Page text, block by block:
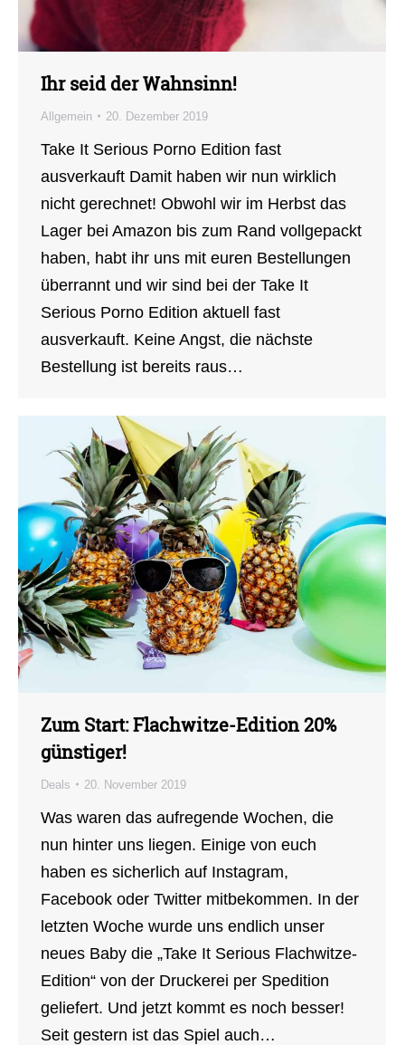
Ihr seid der Wahnsinn!
Allgemein 20. Dezember 2019
Take It Serious Porno Edition fast
ausverkauft Damit haben wir nun wirklich
nicht gerechnet! Obwohl wir im Herbst das
Lager bei Amazon bis zum Rand vollgepackt
haben, habt ihr uns mit euren Bestellungen
überrannt und wir sind bei der Take It
Serious Porno Edition aktuell fast
ausverkauft. Keine Angst, die nächste
Bestellung ist bereits raus…
Zum Start: Flachwitze-Edition 20%
günstiger!
Deals 20. November 2019
Was waren das aufregende Wochen, die
nun hinter uns liegen. Einige von euch
haben es sicherlich auf Instagram,
Facebook oder Twitter mitbekommen. In der
letzten Woche wurde uns endlich unser
neues Baby die „Take It Serious Flachwitze-
Edition“ von der Druckerei per Spedition
geliefert. Und jetzt kommt es noch besser!
Seit gestern ist das Spiel auch…